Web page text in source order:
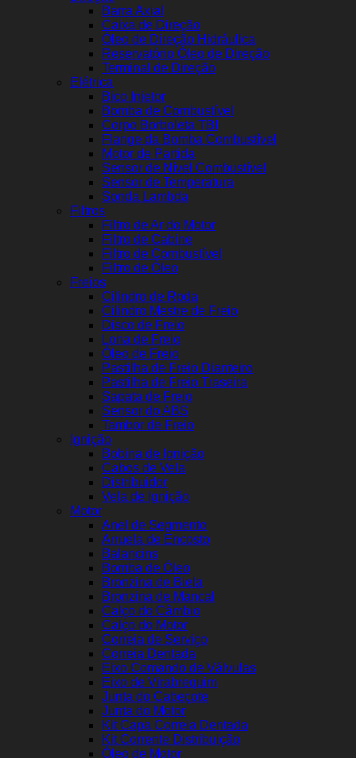
Barra Axial
Caixa de Direção
Óleo de Direção Hidráulica
Reservatório Óleo de Direção
Terminal de Direção
Elétrica
Bico Injetor
Bomba de Combustível
Corpo Borboleta TBI
Flange da Bomba Combustível
Motor de Partida
Sensor de Nível Combustível
Sensor de Temperatura
Sonda Lambda
Filtros
Filtro de Ar do Motor
Filtro de Cabine
Filtro de Combustível
Filtro de Óleo
Freios
Cilindro de Roda
Cilindro Mestre de Freio
Disco de Freio
Lona de Freio
Óleo de Freio
Pastilha de Freio Dianteiro
Pastilha de Freio Traseira
Sapata de Freio
Sensor do ABS
Tambor de Freio
Ignição
Bobina de Ignição
Cabos de Vela
Distribuidor
Vela de Ignição
Motor
Anel de Segmento
Arruela de Encosto
Balancins
Bomba de Óleo
Bronzina de Biela
Bronzina de Mancal
Calço do Câmbio
Calço do Motor
Correia de Serviço
Correia Dentada
Eixo Comando de Válvulas
Eixo de Virabrequim
Junta do Cabeçote
Junta do Motor
Kit Capa Correia Dentada
Kit Corrente Distribuição
Óleo de Motor